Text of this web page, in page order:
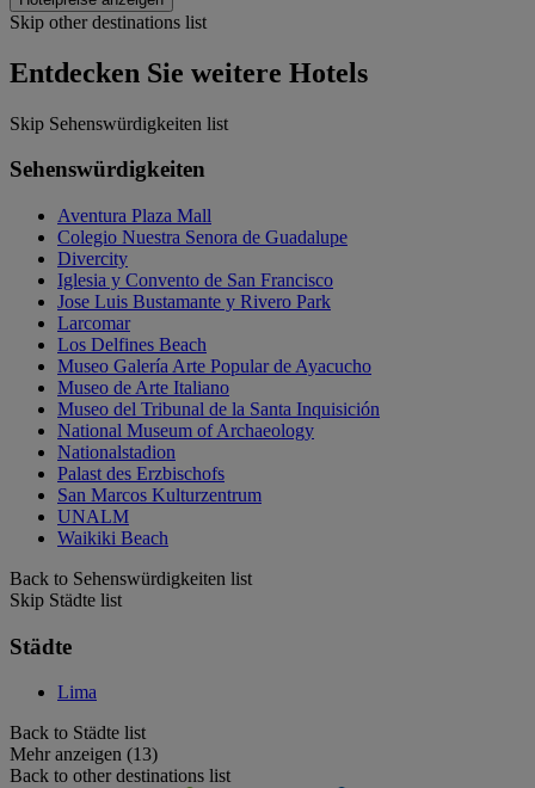
Skip other destinations list
Entdecken Sie weitere Hotels
Skip Sehenswürdigkeiten list
Sehenswürdigkeiten
Aventura Plaza Mall
Colegio Nuestra Senora de Guadalupe
Divercity
Iglesia y Convento de San Francisco
Jose Luis Bustamante y Rivero Park
Larcomar
Los Delfines Beach
Museo Galería Arte Popular de Ayacucho
Museo de Arte Italiano
Museo del Tribunal de la Santa Inquisición
National Museum of Archaeology
Nationalstadion
Palast des Erzbischofs
San Marcos Kulturzentrum
UNALM
Waikiki Beach
Back to Sehenswürdigkeiten list
Skip Städte list
Städte
Lima
Back to Städte list
Mehr anzeigen (13)
Back to other destinations list